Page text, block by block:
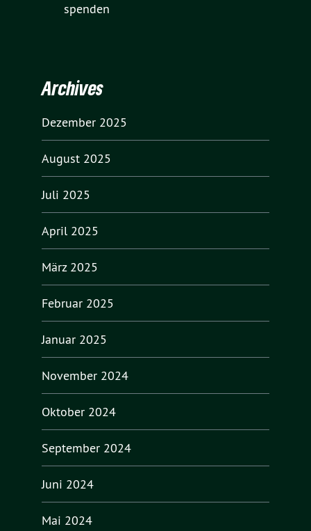
spenden
Archives
Dezember 2025
August 2025
Juli 2025
April 2025
März 2025
Februar 2025
Januar 2025
November 2024
Oktober 2024
September 2024
Juni 2024
Mai 2024